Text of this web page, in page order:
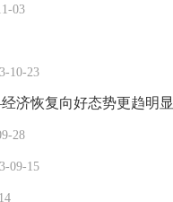
03
10-23
济恢复向好态势更趋明显
28
09-15